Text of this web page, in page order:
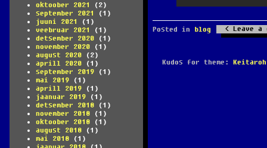
oktoober 2021
(2)
september 2021
(1)
juuni 2021
(1)
veebruar 2021
(1)
detsember 2020 (1)
november 2020 (1)
august 2020 (2)
aprill 2020 (1)
september 2019 (1)
mai 2019 (1)
aprill 2019 (1)
jaanuar 2019 (1)
detsember 2018 (1)
november 2018 (1)
oktoober 2018 (1)
august 2018 (1)
mai 2018 (1)
Posted in blog Leave a
Kudos for theme: